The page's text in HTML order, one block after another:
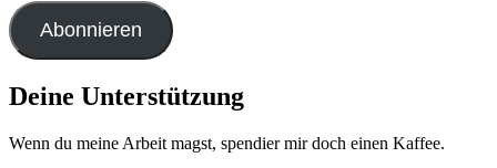
Adresse
Abonnieren
Deine Unterstützung
Wenn du meine Arbeit magst, spendier mir doch einen Kaffee.